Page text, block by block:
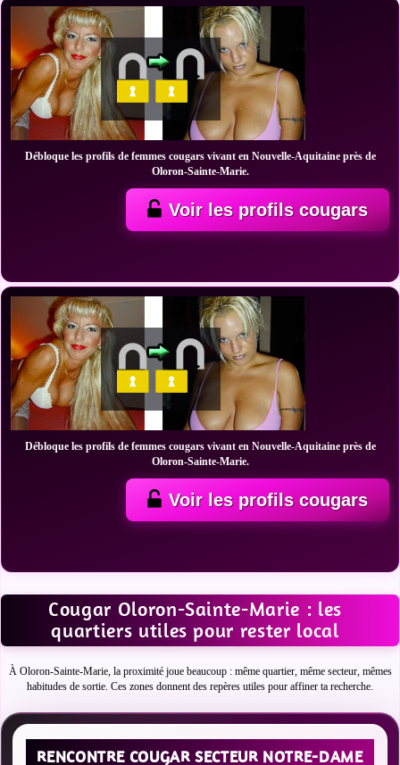
Débloque les profils de femmes cougars vivant en Nouvelle-Aquitaine près de
Oloron-Sainte-Marie.
Voir les profils cougars
Débloque les profils de femmes cougars vivant en Nouvelle-Aquitaine près de
Oloron-Sainte-Marie.
Voir les profils cougars
Cougar Oloron-Sainte-Marie : les
quartiers utiles pour rester local
À Oloron-Sainte-Marie, la proximité joue beaucoup : même quartier, même secteur, mêmes
habitudes de sortie. Ces zones donnent des repères utiles pour affiner ta recherche.
RENCONTRE COUGAR SECTEUR NOTRE-DAME